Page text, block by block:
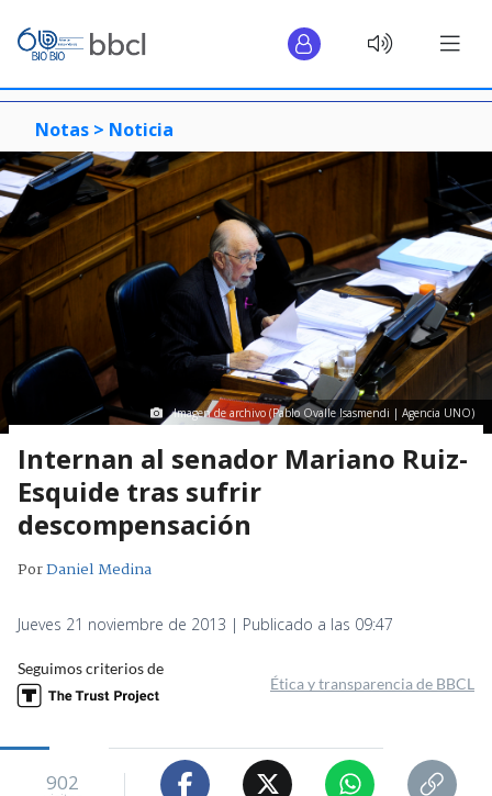
Notas > Noticia
Imagen de archivo (Pablo Ovalle Isasmendi | Agencia UNO)
Internan al senador Mariano Ruiz-
Esquide tras sufrir
descompensación
PorDaniel Medina
Jueves 21 noviembre de 2013 | Publicado a las 09:47
Seguimos criterios de
Ética y transparencia de BBCL
902